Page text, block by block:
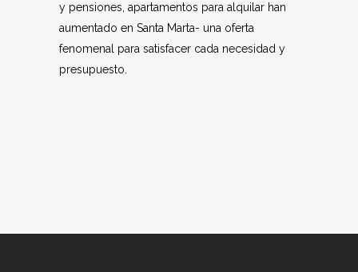
y pensiones, apartamentos para alquilar han
aumentado en Santa Marta- una oferta
fenomenal para satisfacer cada necesidad y
presupuesto.